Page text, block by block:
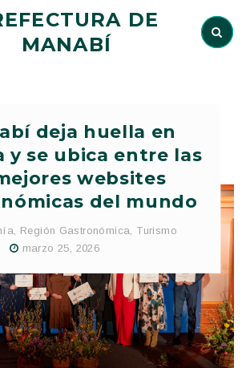
DE
MANABÍ
deja huella en
y se ubica entre las
websites
del mundo
Región Gastronómica
Turismo
marzo 25, 2026